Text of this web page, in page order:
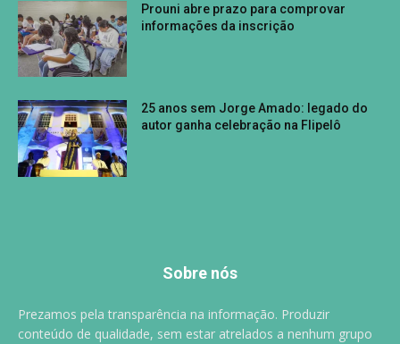
Prouni abre prazo para comprovar
informações da inscrição
25 anos sem Jorge Amado: legado do
autor ganha celebração na Flipelô
Sobre nós
Prezamos pela transparência na informação. Produzir
conteúdo de qualidade, sem estar atrelados a nenhum grupo